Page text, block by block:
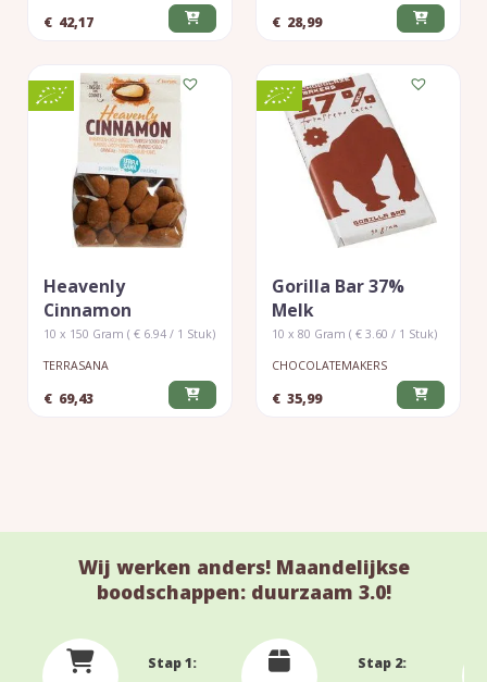
€ 42,17 € 28,99
Heavenly
Cinnamon
10 x 150 Gram ( € 6.94 / 1 Stuk)
TERRASANA
€ 69,43
Gorilla Bar 37%
Melk
10 x 80 Gram ( € 3.60 / 1 Stuk)
CHOCOLATEMAKERS
€ 35,99
Wij werken anders! Maandelijkse
boodschappen: duurzaam 3.0!
Stap 1:
Stap 2: